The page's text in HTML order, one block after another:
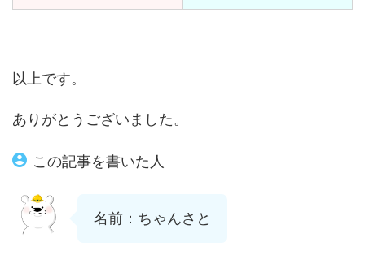
以上です。
ありがとうございました。
この記事を書いた人
名前：ちゃんさと